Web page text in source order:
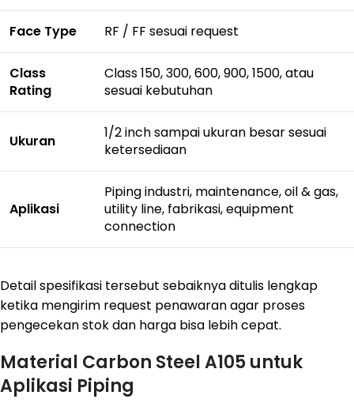
Face Type RF / FF sesuai request
Class
Rating
Class 150, 300, 600, 900, 1500, atau
sesuai kebutuhan
Ukuran
1/2 inch sampai ukuran besar sesuai
ketersediaan
Aplikasi
Piping industri, maintenance, oil & gas,
utility line, fabrikasi, equipment
connection
Detail spesifikasi tersebut sebaiknya ditulis lengkap
ketika mengirim request penawaran agar proses
pengecekan stok dan harga bisa lebih cepat.
Material Carbon Steel A105 untuk
Aplikasi Piping